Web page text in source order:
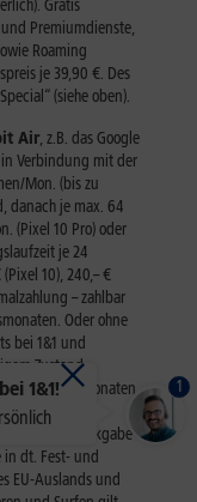
1
1&1!